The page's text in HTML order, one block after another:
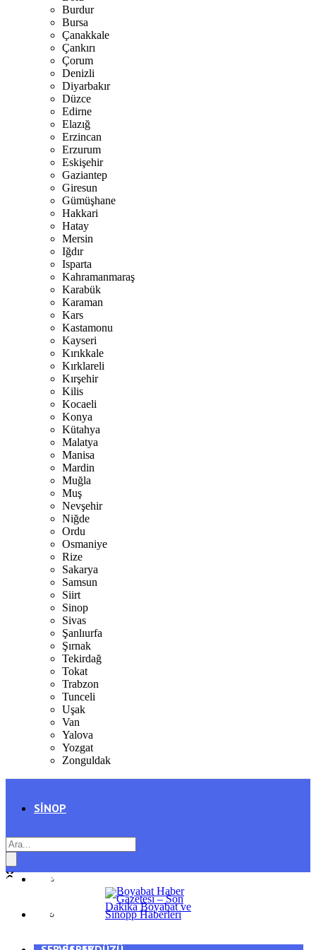
Burdur
Bursa
Çanakkale
Çankırı
Çorum
Denizli
Diyarbakır
Düzce
Edirne
Elazığ
Erzincan
Erzurum
Eskişehir
Gaziantep
Giresun
Gümüşhane
Hakkari
Hatay
Mersin
Iğdır
Isparta
Kahramanmaraş
Karabük
Karaman
Kars
Kastamonu
Kayseri
Kırıkkale
Kırklareli
Kırşehir
Kilis
Kocaeli
Konya
Kütahya
Malatya
Manisa
Mardin
Muğla
Muş
Nevşehir
Niğde
Ordu
Osmaniye
Rize
Sakarya
Samsun
Siirt
Sinop
Sivas
Şanlıurfa
Şırnak
Tekirdağ
Tokat
Trabzon
Tunceli
Uşak
Van
Yalova
Yozgat
Zonguldak
SINOP
AYANCIK
GENEL
SPOR